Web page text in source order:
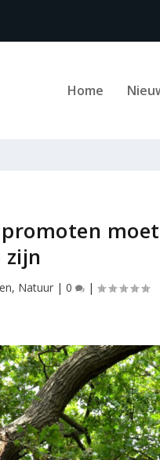
Home
zijn
, Natuur |0 |